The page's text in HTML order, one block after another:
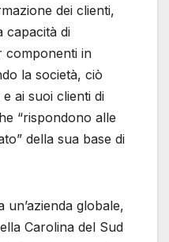
dei clienti,
capacità di
componenti in
la società, ciò
ai suoi clienti di
“rispondono alle
della sua base di
un’azienda globale,
Carolina del Sud